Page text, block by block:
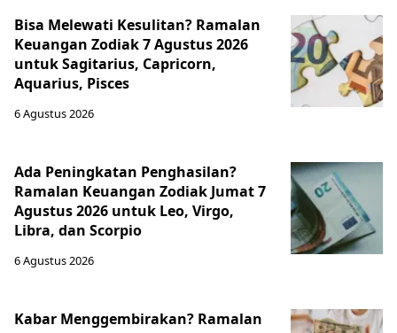
Bisa Melewati Kesulitan? Ramalan
Keuangan Zodiak 7 Agustus 2026
untuk Sagitarius, Capricorn,
Aquarius, Pisces
6 Agustus 2026
Ada Peningkatan Penghasilan?
Ramalan Keuangan Zodiak Jumat 7
Agustus 2026 untuk Leo, Virgo,
Libra, dan Scorpio
6 Agustus 2026
Kabar Menggembirakan? Ramalan